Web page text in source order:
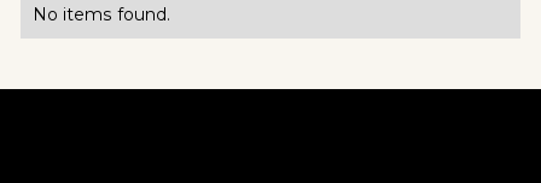
No items found.